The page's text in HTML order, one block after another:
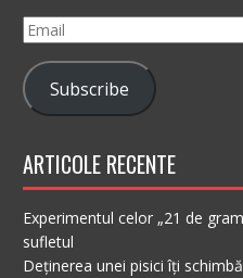
Email
Subscribe
ARTICOLE RECENTE
Experimentul celor „21 de
sufletul
Deținerea unei pisici îți